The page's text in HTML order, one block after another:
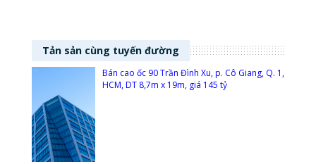
Tản sản cùng tuyến đường
Bán cao ốc 90 Trần Đình Xu, p. Cô Giang, Q. 1,
HCM, DT 8,7m x 19m, giá 145 tỷ